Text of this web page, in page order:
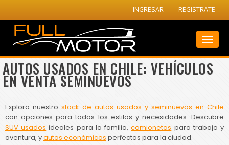
INGRESAR REGISTRATE
AUTOS USADOS EN CHILE: VEHÍCULOS
EN VENTA SEMINUEVOS
Explora nuestro stock de autos usados y seminuevos en Chile
con opciones para todos los estilos y necesidades. Descubre
SUV usados ideales para la familia,camionetas para trabajo y
aventura, yautos económicos perfectos para la ciudad.